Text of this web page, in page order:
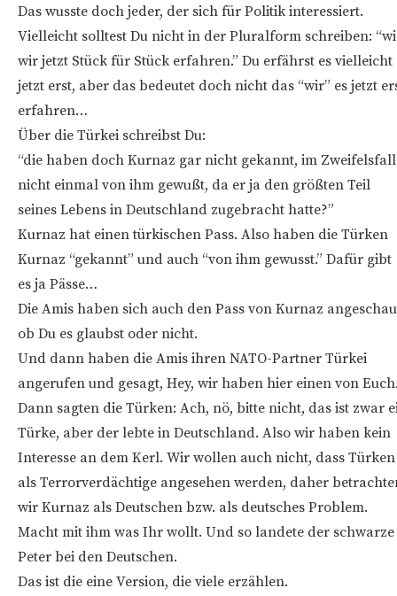
Das wusste doch jeder, der sich für Politik interessiert.
Vielleicht solltest Du nicht in der Pluralform schreiben:
wir jetzt Stück für Stück erfahren.” Du erfährst es vielleicht
jetzt erst, aber das bedeutet doch nicht das “wir” es jetzt
erfahren…
Über die Türkei schreibst Du:
“die haben doch Kurnaz gar nicht gekannt, im Zweifelsfall
nicht einmal von ihm gewußt, da er ja den größten Teil
seines Lebens in Deutschland zugebracht hatte?”
Kurnaz hat einen türkischen Pass. Also haben die Türken
Kurnaz “gekannt” und auch “von ihm gewusst.” Dafür gibt
es ja Pässe…
Die Amis haben sich auch den Pass von Kurnaz
ob Du es glaubst oder nicht.
Und dann haben die Amis ihren NATO-Partner Türkei
angerufen und gesagt, Hey, wir haben hier einen von
Dann sagten die Türken: Ach, nö, bitte nicht, das ist zwar
Türke, aber der lebte in Deutschland. Also wir haben kein
Interesse an dem Kerl. Wir wollen auch nicht, dass Türken
als Terrorverdächtige angesehen werden, daher
wir Kurnaz als Deutschen bzw. als deutsches Problem.
Macht mit ihm was Ihr wollt. Und so landete der schwarze
Peter bei den Deutschen.
Das ist die eine Version, die viele erzählen.